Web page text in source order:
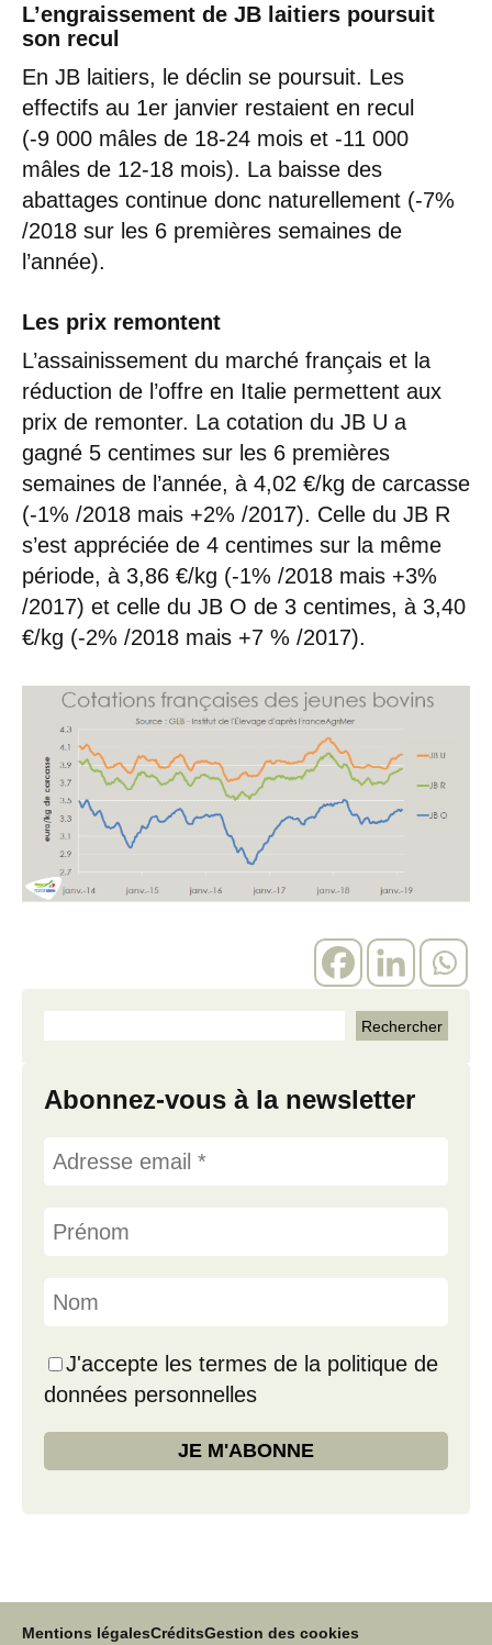
L’engraissement de JB laitiers poursuit
son recul
En JB laitiers, le déclin se poursuit. Les
effectifs au 1er janvier restaient en recul
(-9 000 mâles de 18-24 mois et -11 000
mâles de 12-18 mois). La baisse des
abattages continue donc naturellement (-7%
/2018 sur les 6 premières semaines de
l’année).
Les prix remontent
L’assainissement du marché français et la
réduction de l’offre en Italie permettent aux
prix de remonter. La cotation du JB U a
gagné 5 centimes sur les 6 premières
semaines de l’année, à 4,02 €/kg de carcasse
(-1% /2018 mais +2% /2017). Celle du JB R
s’est appréciée de 4 centimes sur la même
période, à 3,86 €/kg (-1% /2018 mais +3%
/2017) et celle du JB O de 3 centimes, à 3,40
€/kg (-2% /2018 mais +7 % /2017).
Abonnez-vous à la newsletter
J'accepte les termes de la politique de
données personnelles
Mentions légalesCréditsGestion des cookies